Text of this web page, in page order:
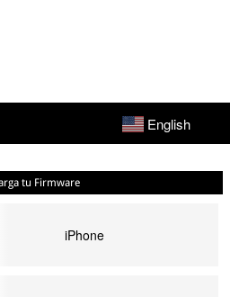
English
tu Firmware
iPhone